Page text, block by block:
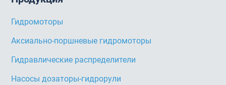
Гидромоторы
Аксиально-поршневые гидромоторы
Гидравлические распределители
Насосы дозаторы-гидрорули